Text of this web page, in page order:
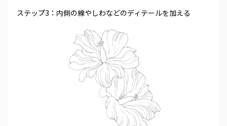
ステップ3：内側の線やしわなどのディテールを加える